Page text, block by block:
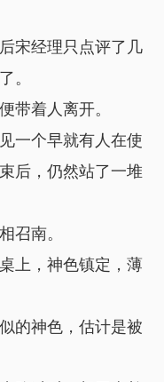
宋经理只点评了几
。
带着人离开。
一个早就有人在使
后，仍然站了一堆
召南。
上，神色镇定，薄
的神色，估计是被